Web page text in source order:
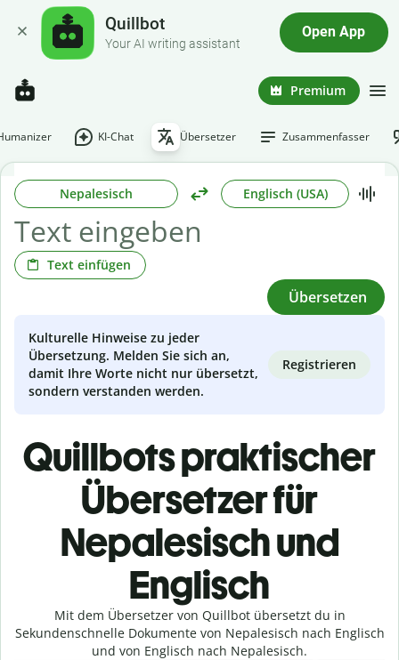
Quillbot
Your AI writing assistant
Open App
Premium
KI-Chat Übersetzer Zusammenfasser
Nepalesisch Englisch (USA)
Text einfügen
Übersetzen
Kulturelle Hinweise zu jeder
Übersetzung. Melden Sie sich an,
damit Ihre Worte nicht nur übersetzt,
sondern verstanden werden.
Registrieren
Quillbots praktischer
Übersetzer für
Nepalesisch und
Englisch
Mit dem Übersetzer von Quillbot übersetzt du in
Sekundenschnelle Dokumente von Nepalesisch nach Englisch
und von Englisch nach Nepalesisch.